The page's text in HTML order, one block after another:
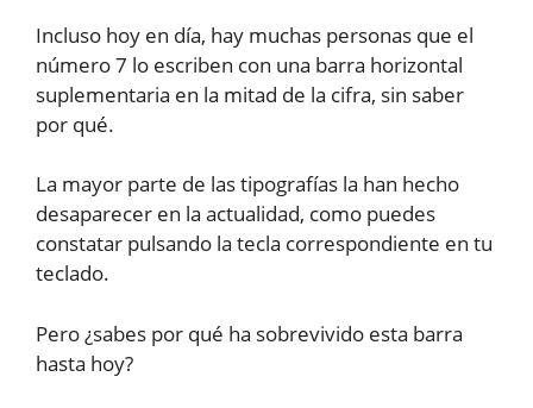
Incluso hoy en día, hay muchas personas que el
número 7 lo escriben con una barra horizontal
suplementaria en la mitad de la cifra, sin saber
por qué.
La mayor parte de las tipografías la han hecho
desaparecer en la actualidad, como puedes
constatar pulsando la tecla correspondiente en tu
teclado.
Pero ¿sabes por qué ha sobrevivido esta barra
hasta hoy?